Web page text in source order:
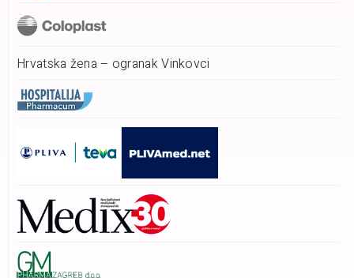
Hrvatska žena – ogranak Vinkovci